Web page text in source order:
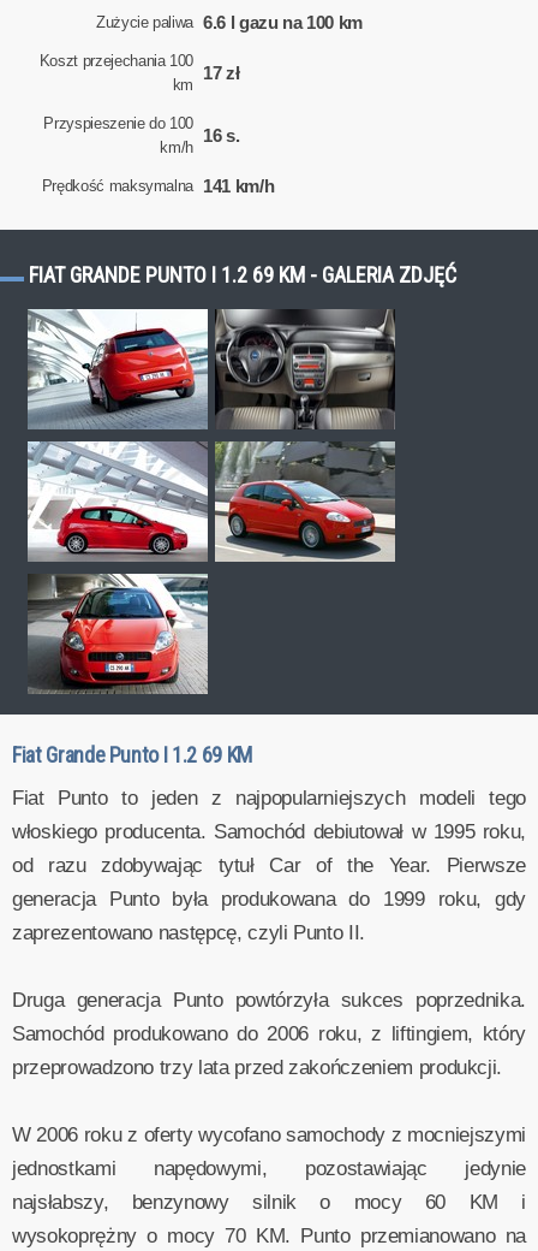
Zużycie paliwa 6.6 l gazu na 100 km
Koszt przejechania 100
km
17 zł
Przyspieszenie do 100
km/h
16 s.
Prędkość maksymalna 141 km/h
FIAT GRANDE PUNTO I 1.2 69 KM - GALERIA ZDJĘĆ
Fiat Grande Punto I 1.2 69 KM
Fiat Punto to jeden z najpopularniejszych modeli tego
włoskiego producenta. Samochód debiutował w 1995 roku,
od razu zdobywając tytuł Car of the Year. Pierwsze
generacja Punto była produkowana do 1999 roku, gdy
zaprezentowano następcę, czyli Punto II.
Druga generacja Punto powtórzyła sukces poprzednika.
Samochód produkowano do 2006 roku, z liftingiem, który
przeprowadzono trzy lata przed zakończeniem produkcji.
W 2006 roku z oferty wycofano samochody z mocniejszymi
jednostkami napędowymi, pozostawiając jedynie
najsłabszy, benzynowy silnik o mocy 60 KM i
wysokoprężny o mocy 70 KM. Punto przemianowano na